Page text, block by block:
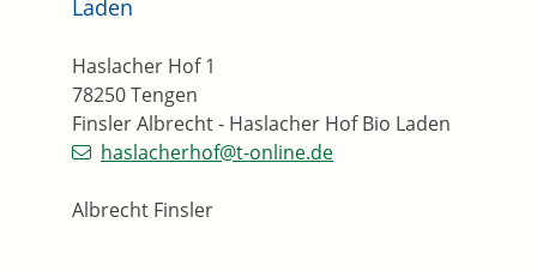
Laden
Finsler Albrecht - Haslacher Hof Bio Laden
Haslacher Hof 1
78250Tengen
haslacherhof@t-online.de
Albrecht Finsler